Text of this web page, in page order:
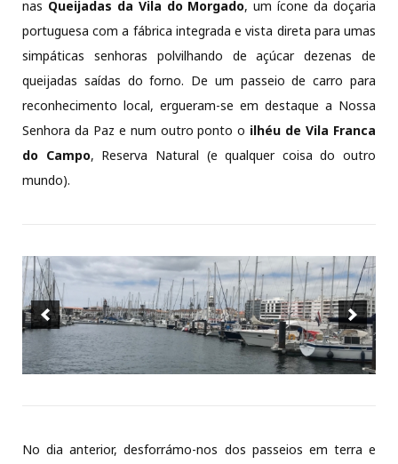
nas Queijadas da Vila do Morgado, um ícone da doçaria
portuguesa com a fábrica integrada e vista direta para umas
simpáticas senhoras polvilhando de açúcar dezenas de
queijadas saídas do forno. De um passeio de carro para
reconhecimento local, ergueram-se em destaque a Nossa
Senhora da Paz e num outro ponto o ilhéu de Vila Franca
do Campo, Reserva Natural (e qualquer coisa do outro
mundo).
No dia anterior, desforrámo-nos dos passeios em terra e